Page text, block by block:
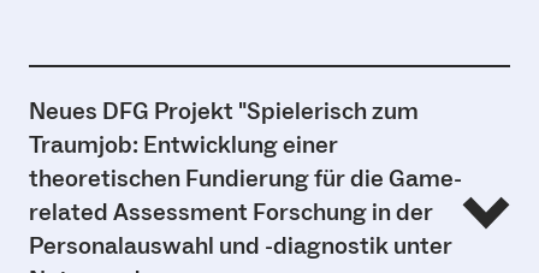
Neues DFG Projekt "Spielerisch zum
Traumjob: Entwicklung einer
theoretischen Fundierung für die Game-
related Assessment Forschung in der
Personalauswahl und -diagnostik unter